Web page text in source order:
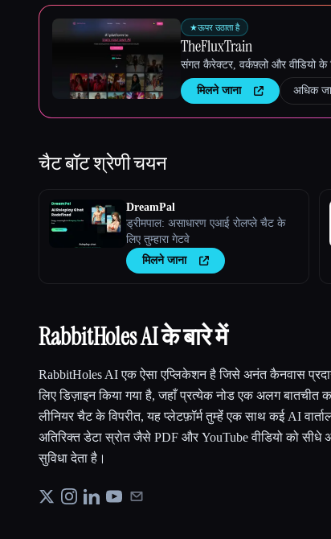
★ऊपर उठाता है
TheFluxTrain
संगत कैरेक्टर, वर्कफ़्लो और वीडियो
मिलने जाना अधिक
चैट बॉटश्रेणी चयन
DreamPal
ड्रीमपाल: असाधारण एआई रोलप्ले चैट के
लिए तुम्हारा गेटवे
मिलने जाना
RabbitHoles AI के बारे में
RabbitHoles AI एक ऐसा एप्लिकेशन है जिसे अनंत कैनवास
लिए डिज़ाइन किया गया है, जहाँ प्रत्येक नोड एक अलग बातचीत
लीनियर चैट के विपरीत, यह प्लेटफ़ॉर्म तुम्हेंं एक साथ कई AI
अतिरिक्त डेटा स्रोत जैसे PDF और YouTube वीडियो को सीधे
सुविधा देता है।